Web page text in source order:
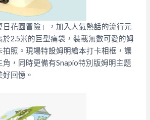
日花園冒險」，加入人氣熱話的流行元
2.5米的巨型痛袋，裝載無數可愛的姆
拍照。現場特設姆明繪本打卡相框，讓
，同時更備有Snapio特別版姆明主題
回憶。